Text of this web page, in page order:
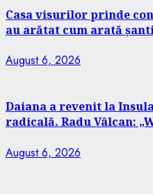
Casa visurilor prinde
au arătat cum arată
August 6, 2026
Daiana a revenit la
radicală. Radu Vâlcan:
August 6, 2026